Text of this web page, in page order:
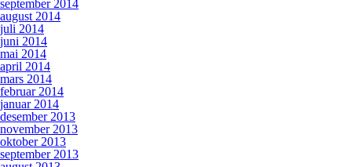
september 2014
august 2014
juli 2014
juni 2014
mai 2014
april 2014
mars 2014
februar 2014
januar 2014
desember 2013
november 2013
oktober 2013
september 2013